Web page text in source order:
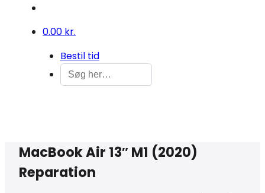
0.00 kr.
Bestil tid
MacBook Air 13″ M1 (2020)
Reparation